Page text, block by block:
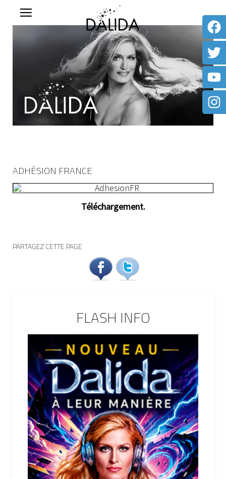
ADHÉSION FRANCE
Téléchargement.
PARTAGEZ CETTE PAGE
FLASH INFO